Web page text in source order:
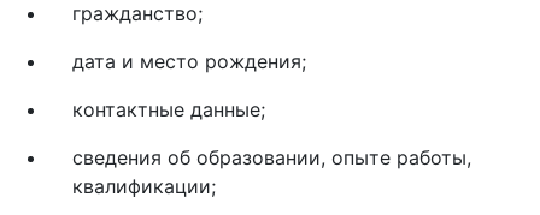
гражданство;
дата и место рождения;
контактные данные;
сведения об образовании, опыте работы,
квалификации;